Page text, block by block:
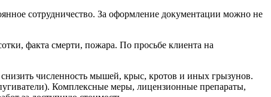
сотрудничество. За оформление документации можно не
факта смерти, пожара. По просьбе клиента на
численность мышей, крыс, кротов и иных грызунов.
Комплексные меры, лицензионные препараты,